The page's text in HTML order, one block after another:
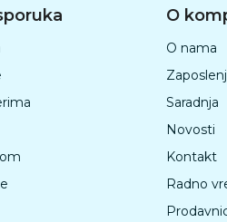
O
O nama
Saradnja
Novosti
Kontakt
Radno